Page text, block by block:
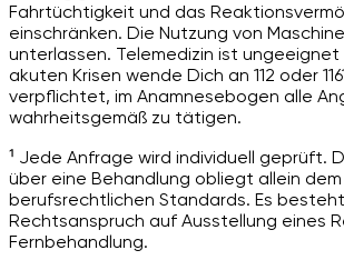
Fahrtüchtigkeit und das
einschränken. Die Nutzung von
unterlassen. Telemedizin ist
akuten Krisen wende Dich an 112 oder
verpflichtet, im Anamnesebogen alle
wahrheitsgemäß zu tätigen.
¹ Jede Anfrage wird individuell geprüft.
über eine Behandlung obliegt allein
berufsrechtlichen Standards. Es
Rechtsanspruch auf Ausstellung eines
Fernbehandlung.